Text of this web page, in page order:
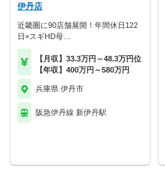
伊丹店
近畿圏に90店舗展開！年間休日122
日×スギHD母…
【月収】33.3万円～48.3万円位
【年収】400万円～580万円
兵庫県 伊丹市
阪急伊丹線 新伊丹駅